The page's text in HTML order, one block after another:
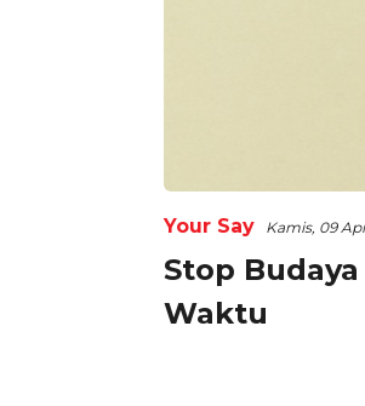
Your Say Kamis, 09
Stop
Waktu